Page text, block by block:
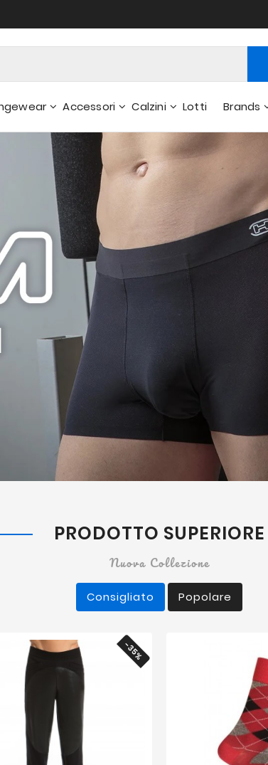
Accessori Calzini Lotti Brands
PRODOTTO SUPERIORE
Nuova Collezione
Consigliato Popolare
-35%